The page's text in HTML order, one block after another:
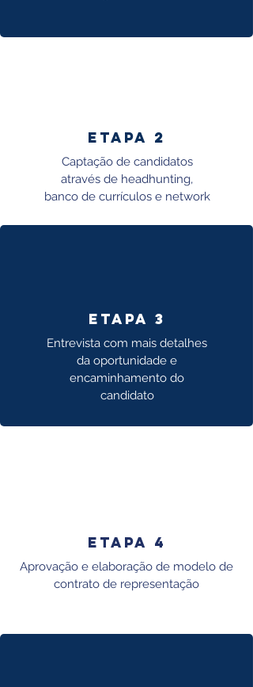
Etapa 2
Captação de candidatos
através de headhunting,
banco de currículos e network
Etapa 3
Entrevista com mais detalhes
da oportunidade e
encaminhamento do
candidato
Etapa 4
Aprovação e elaboração de modelo de
contrato de representação